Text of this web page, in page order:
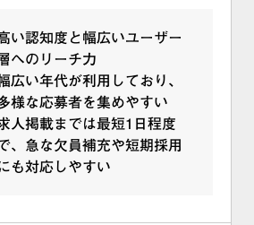
い認知度と幅広いユーザー
へのリーチ力
広い年代が利用しており、
様な応募者を集めやすい
人掲載までは最短1日程度
、急な欠員補充や短期採用
も対応しやすい